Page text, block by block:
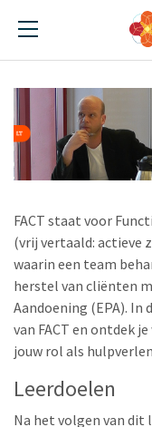
FACT staat voor
(vrij vertaald: actieve
waarin een team
herstel van cliënten
Aandoening (EPA).
van FACT en ontdek
jouw rol als
Leerdoelen
Na het volgen van dit